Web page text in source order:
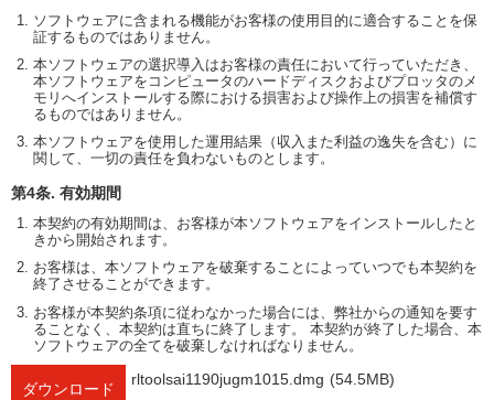
ソフトウェアに含まれる機能がお客様の使用目的に適合することを保
証するものではありません。
本ソフトウェアの選択導入はお客様の責任において行っていただき、
本ソフトウェアをコンピュータのハードディスクおよびプロッタのメ
モリへインストールする際における損害および操作上の損害を補償す
るものではありません。
本ソフトウェアを使用した運用結果（収入また利益の逸失を含む）に
関して、一切の責任を負わないものとします。
第4条. 有効期間
本契約の有効期間は、お客様が本ソフトウェアをインストールしたと
きから開始されます。
お客様は、本ソフトウェアを破棄することによっていつでも本契約を
終了させることができます。
お客様が本契約条項に従わなかった場合には、弊社からの通知を要す
ることなく、本契約は直ちに終了します。 本契約が終了した場合、本
ソフトウェアの全てを破棄しなければなりません。
ダウンロード
rltoolsai1190jugm1015.dmg (54.5MB)